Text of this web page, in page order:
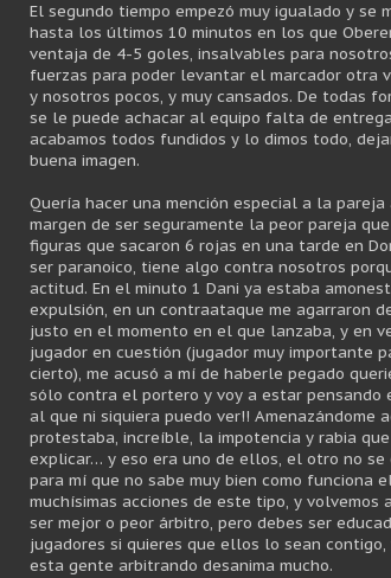
El segundo tiempo empezó muy igualado y se
hasta los últimos 10 minutos en los que
ventaja de 4-5 goles, insalvables para
fuerzas para poder levantar el marcador otra
y nosotros pocos, y muy cansados. De todas
se le puede achacar al equipo falta de
acabamos todos fundidos y lo dimos todo,
buena imagen.
Quería hacer una mención especial a la
margen de ser seguramente la peor pareja
figuras que sacaron 6 rojas en una tarde en
ser paranoico, tiene algo contra nosotros
actitud. En el minuto 1 Dani ya estaba
expulsión, en un contraataque me agarraron
justo en el momento en el que lanzaba, y en
jugador en cuestión (jugador muy importante
cierto), me acusó a mí de haberle pegado
sólo contra el portero y voy a estar pensando
al que ni siquiera puedo ver!! Amenazándome
protestaba, increíble, la impotencia y rabia
explicar… y eso era uno de ellos, el otro no se
para mí que no sabe muy bien como funciona
muchísimas acciones de este tipo, y volvemos
ser mejor o peor árbitro, pero debes ser
jugadores si quieres que ellos lo sean contigo,
esta gente arbitrando desanima mucho.